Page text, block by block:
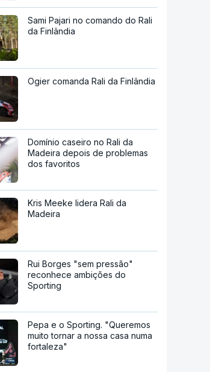
Sami Pajari no comando do Rali
da Finlândia
Ogier comanda Rali da Finlândia
Domínio caseiro no Rali da
Madeira depois de problemas
dos favoritos
Kris Meeke lidera Rali da
Madeira
Rui Borges "sem pressão"
reconhece ambições do
Sporting
Pepa e o Sporting. "Queremos
muito tornar a nossa casa numa
fortaleza"